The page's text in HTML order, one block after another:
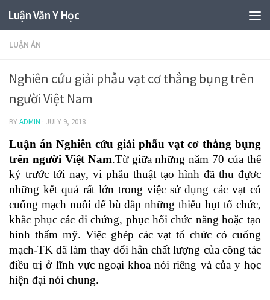
Luận Văn Y Học
LUẬN ÁN
Nghiên cứu giải phẫu vạt cơ thẳng bụng trên
người Việt Nam
BYADMIN · JULY 9, 2018
Luận án Nghiên cứu giải phẫu vạt cơ thẳng bụng
trên người Việt Nam.Từ giữa những năm 70 của thế
kỷ trước tới nay, vi phẫu thuật tạo hình đã thu đựơc
những kết quả rất lớn trong việc sử dụng các vạt có
cuống mạch nuôi để bù đắp những thiếu hụt tổ chức,
khắc phục các di chứng, phục hổi chức năng hoặc tạo
hình thẩm mỹ. Việc ghép các vạt tổ chức có cuống
mạch-TK đã làm thay đổi hẳn chất lượng của công tác
điều trị ở lĩnh vực ngoại khoa nói riêng và của y học
hiện đại nói chung.